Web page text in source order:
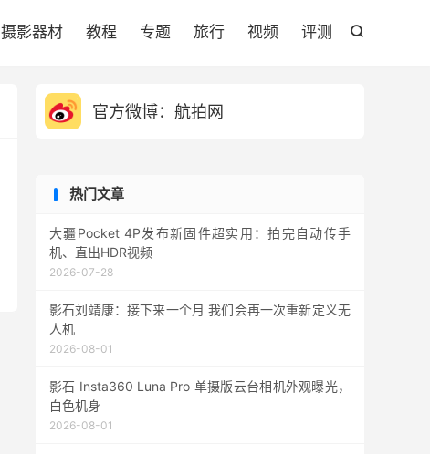

摄影器材 教程 专题 旅行 视频 评测
官方微博：航拍网
热门文章
大疆Pocket 4P发布新固件超实用：拍完自动传手
机、直出HDR视频
2026-07-28
影石刘靖康：接下来一个月 我们会再一次重新定义无
人机
2026-08-01
影石 Insta360 Luna Pro 单摄版云台相机外观曝光，
白色机身
2026-08-01